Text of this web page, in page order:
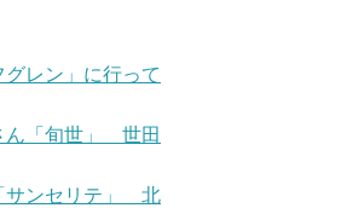
レン」に行って
ん「旬世」 世田
サンセリテ」 北